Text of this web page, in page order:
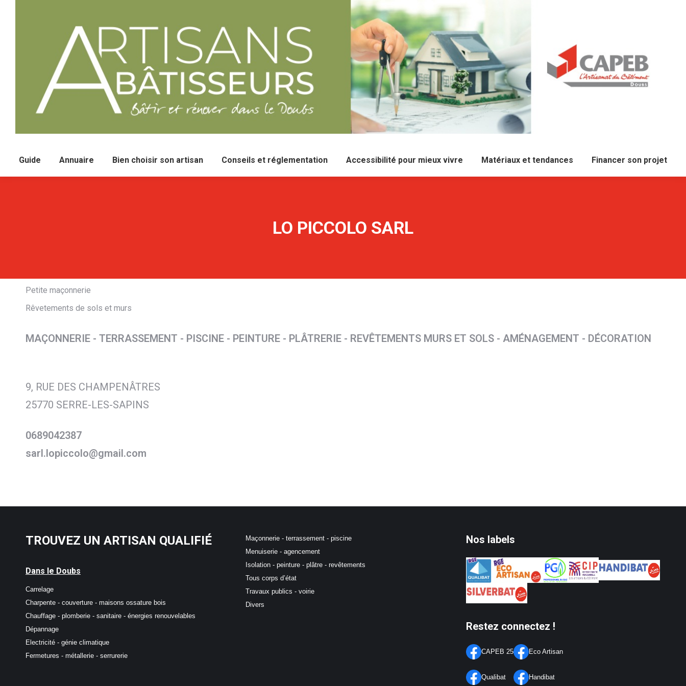
Guide Annuaire Bien choisir son artisan Conseils et réglementation Accessibilité pour mieux vivre Matériaux et tendances Financer son projet
LO PICCOLO SARL
Petite maçonnerie
Rêvetements de sols et murs
MAÇONNERIE - TERRASSEMENT - PISCINE - PEINTURE - PLÂTRERIE - REVÊTEMENTS MURS ET SOLS - AMÉNAGEMENT - DÉCORATION
9, RUE DES CHAMPENÂTRES
25770 SERRE-LES-SAPINS
0689042387
sarl.lopiccolo@gmail.com
TROUVEZ UN ARTISAN QUALIFIÉ
Dans le Doubs
Carrelage
Charpente - couverture - maisons ossature bois
Chauffage - plomberie - sanitaire - énergies renouvelables
Dépannage
Electricité - génie climatique
Fermetures - métallerie - serrurerie
Maçonnerie - terrassement - piscine
Menuiserie - agencement
Isolation - peinture - plâtre - revêtements
Tous corps d’état
Travaux publics - voirie
Divers
Nos labels
Restez connectez !
CAPEB 25
Qualibat
Eco Artisan
Handibat